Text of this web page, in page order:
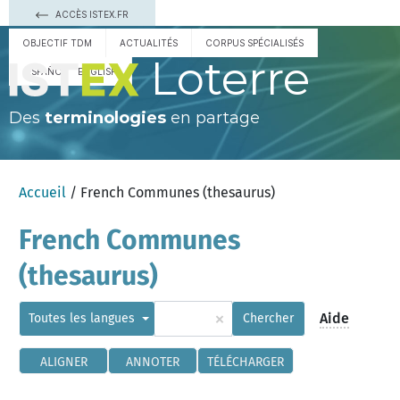
ACCÈS ISTEX.FR
OBJECTIF TDM ACTUALITÉS CORPUS SPÉCIALISÉS
ESPAÑOL ENGLISH Loterre
Des terminologies en partage
Accueil / French Communes (thesaurus)
French Communes
(thesaurus)
Toutes les langues × Chercher Aide
ALIGNER ANNOTER TÉLÉCHARGER